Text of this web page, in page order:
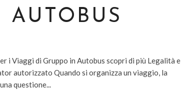
AUTOBUS
i Viaggi di Gruppo in Autobus scopri di più Legalità e
autorizzato Quando si organizza un viaggio, la
questione...